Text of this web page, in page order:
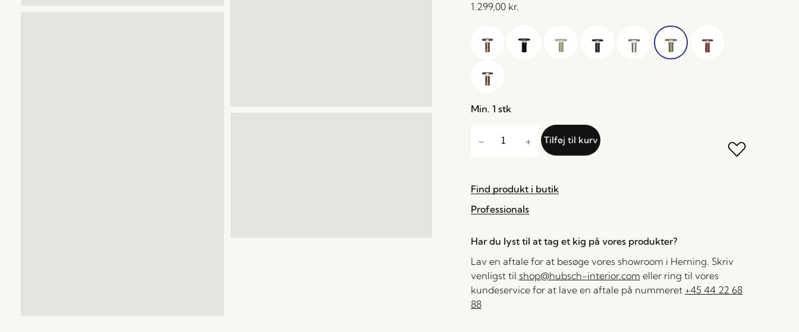
1.299,00 kr.
Min. 1 stk
Tilføj til kurv
Find produkt i butik
Professionals
Har du lyst til at tag et kig på vores produkter?
Lav en aftale for at besøge vores showroom i Herning. Skriv
venligst til shop@hubsch-interior.com eller ring til vores
kundeservice for at lave en aftale på nummeret +45 44 22 68
88